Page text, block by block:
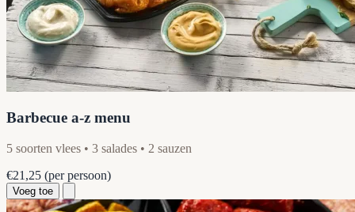
Barbecue a-z menu
5 soorten vlees • 3 salades • 2 sauzen
€21,25 (per persoon)
Voeg toe